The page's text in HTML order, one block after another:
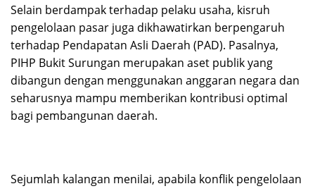
Selain berdampak terhadap pelaku usaha, kisruh
pengelolaan pasar juga dikhawatirkan berpengaruh
terhadap Pendapatan Asli Daerah (PAD). Pasalnya,
PIHP Bukit Surungan merupakan aset publik yang
dibangun dengan menggunakan anggaran negara dan
seharusnya mampu memberikan kontribusi optimal
bagi pembangunan daerah.
Sejumlah kalangan menilai, apabila konflik pengelolaan